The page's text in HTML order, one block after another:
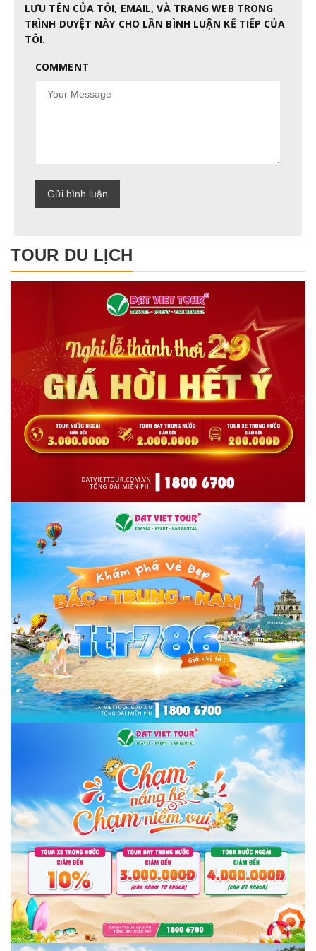
LƯU TÊN CỦA TÔI, EMAIL, VÀ TRANG WEB TRONG
TRÌNH DUYỆT NÀY CHO LẦN BÌNH LUẬN KẾ TIẾP CỦA
TÔI.
COMMENT
TOUR DU LỊCH